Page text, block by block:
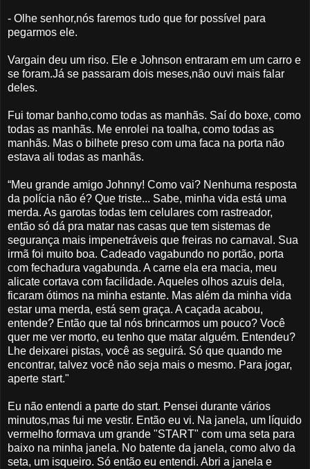
- Olhe senhor,nós faremos tudo que for possível para
pegarmos ele.
Vargain deu um riso. Ele e Johnson entraram em um carro e
se foram.Já se passaram dois meses,não ouvi mais falar
deles.
Fui tomar banho,como todas as manhãs. Saí do boxe, como
todas as manhãs. Me enrolei na toalha, como todas as
manhãs. Mas o bilhete preso com uma faca na porta não
estava ali todas as manhãs.
“Meu grande amigo Johnny! Como vai? Nenhuma resposta
da polícia não é? Que triste... Sabe, minha vida está uma
merda. As garotas todas tem celulares com rastreador,
então só dá pra matar nas casas que tem sistemas de
segurança mais impenetráveis que freiras no carnaval. Sua
irmã foi muito boa. Cadeado vagabundo no portão, porta
com fechadura vagabunda. A carne ela era macia, meu
alicate cortava com facilidade. Aqueles olhos azuis dela,
ficaram ótimos na minha estante. Mas além da minha vida
estar uma merda, está sem graça. A caçada acabou,
entende? Então que tal nós brincarmos um pouco? Você
quer me ver morto, eu tenho que matar alguém. Entendeu?
Lhe deixarei pistas, você as seguirá. Só que quando me
encontrar, talvez você não seja mais o mesmo. Para jogar,
aperte start."
Eu não entendi a parte do start. Pensei durante vários
minutos,mas fui me vestir. Então eu vi. Na janela, um líquido
vermelho formava um grande "START" com uma seta para
baixo na minha janela. No batente da janela, como alvo da
seta, um isqueiro. Só então eu entendi. Abri a janela e